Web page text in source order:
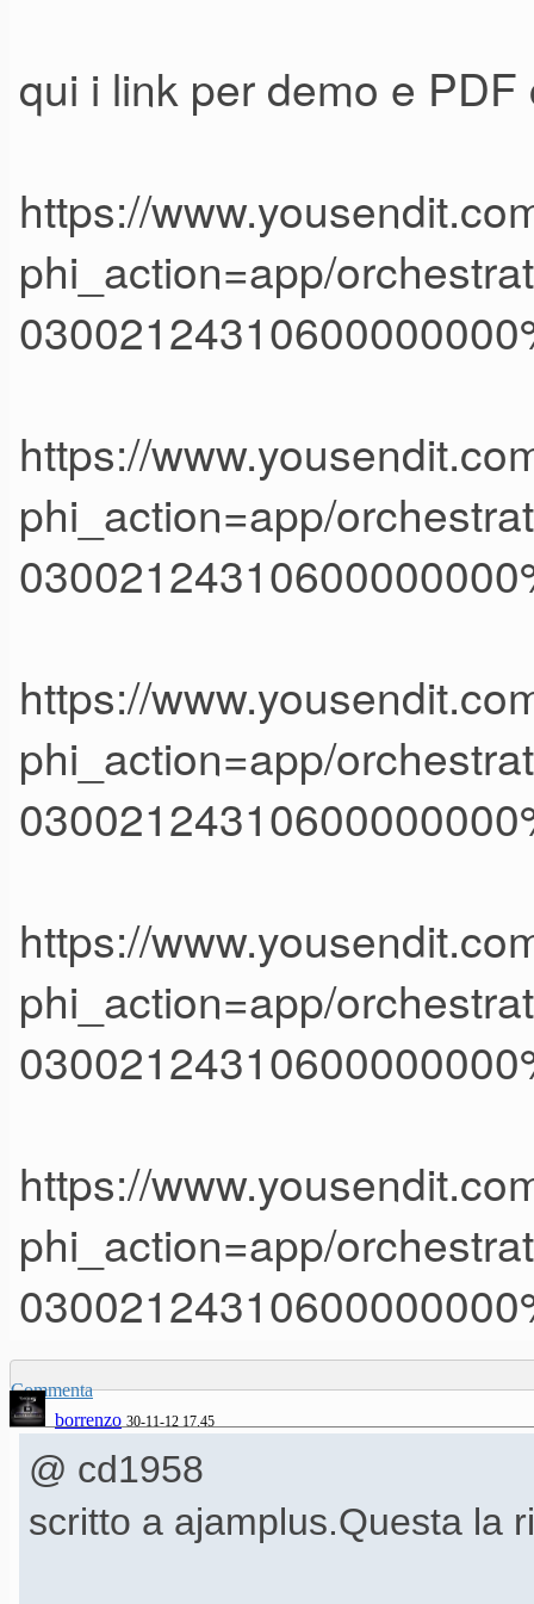
qui i link per demo e
https://
phi_action=app/
https://
phi_action=app/
https://
phi_action=app/
https://
phi_action=app/
https://
phi_action=app/
Commenta
borrenzo 30-11-12 17.45
@ cd1958
scritto a ajamplus.Questa la